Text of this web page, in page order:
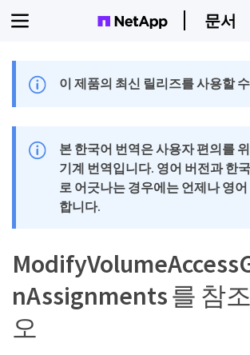
문서
이 제품의 최신 릴리즈를 사용할
본 한국어 번역은 사용자 편의를
기계 번역입니다. 영어 버전과 한
로 어긋나는 경우에는 언제나 영
합니다.
nAssignments 를 참
오